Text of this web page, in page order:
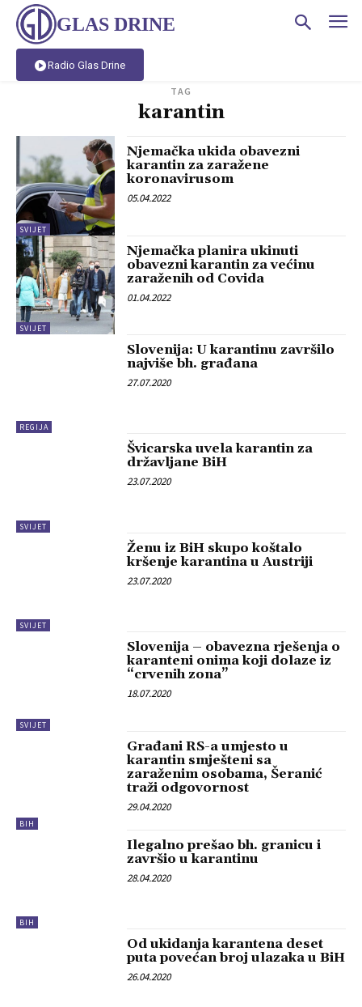
GLAS DRINE
Radio Glas Drine
TAG
karantin
SVIJET
Njemačka ukida obavezni
karantin za zaražene
koronavirusom
05.04.2022
SVIJET
Njemačka planira ukinuti
obavezni karantin za većinu
zaraženih od Covida
01.04.2022
REGIJA
Slovenija: U karantinu završilo
najviše bh. građana
27.07.2020
SVIJET
Švicarska uvela karantin za
državljane BiH
23.07.2020
SVIJET
Ženu iz BiH skupo koštalo
kršenje karantina u Austriji
23.07.2020
SVIJET
Slovenija – obavezna rješenja o
karanteni onima koji dolaze iz
“crvenih zona”
18.07.2020
BIH
Građani RS-a umjesto u
karantin smješteni sa
zaraženim osobama, Šeranić
traži odgovornost
29.04.2020
BIH
Ilegalno prešao bh. granicu i
završio u karantinu
28.04.2020
Od ukidanja karantena deset
puta povećan broj ulazaka u BiH
26.04.2020